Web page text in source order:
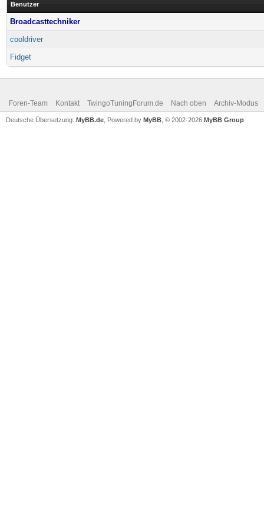
Benutzer
Broadcasttechniker
cooldriver
Fidget
Foren-Team Kontakt TwingoTuningForum.de Nach oben Archiv-Modus
Deutsche Übersetzung: MyBB.de , Powered by MyBB , © 2002-2026 MyBB Group